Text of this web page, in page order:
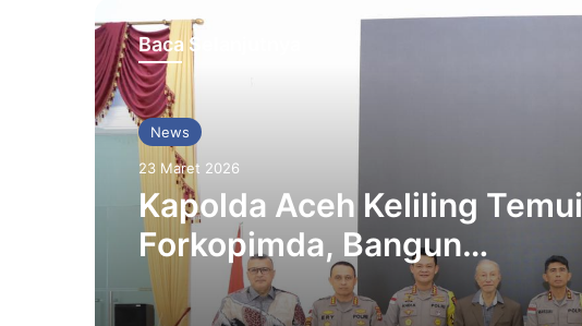
Baca Selanjutnya
News
23 Maret 2026
Kapolda Aceh Keliling Temui
Forkopimda, Bangun
Soliditas Antar Lembaga